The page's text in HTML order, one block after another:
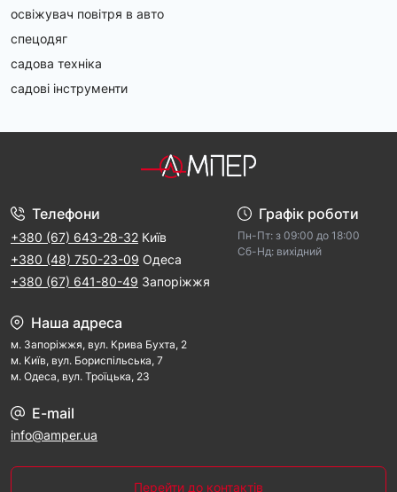
освіжувач повітря в авто
спецодяг
садова техніка
садові інструменти
Телефони
+380 (67) 643-28-32 Київ
+380 (48) 750-23-09 Одеса
+380 (67) 641-80-49 Запоріжжя
Графік роботи
Пн-Пт: з 09:00 дo 18:00
Cб-Hд: виxідний
Наша адреса
м. Запорiжжя, вул. Крива Бухта, 2
м. Kиїв, вул. Бориспільська, 7
м. Одеса, вул. Троїцька, 23
E-mail
info@amper.ua
Перейти до контактів